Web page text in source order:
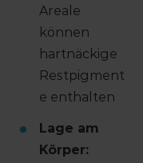
Areale
können
hartnäckige
Restpigment
e enthalten
Lage am
Körper: